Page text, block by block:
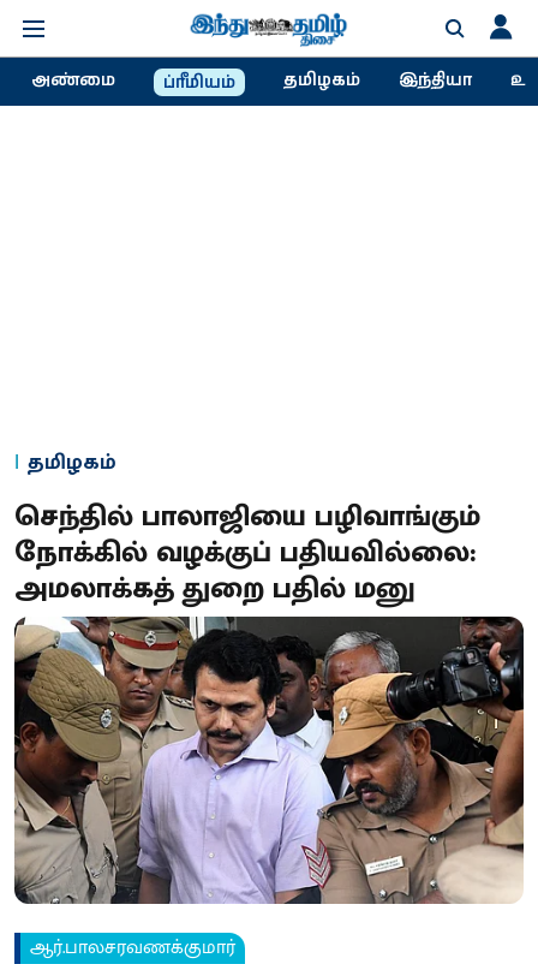
அண்மை ப்ரீமியம் தமிழகம் இந்தியா
தமிழகம்
செந்தில் பாலாஜியை பழிவாங்கும்
நோக்கில் வழக்குப் பதியவில்லை:
அமலாக்கத் துறை பதில் மனு
ஆர்.பாலசரவணக்குமார்